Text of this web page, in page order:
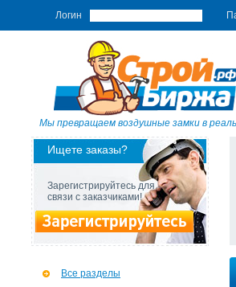
Логин
Мы превращаем воздушные замки в
Ищете заказы?
Зарегистрируйтесь для
связи с заказчиками!
Все разделы